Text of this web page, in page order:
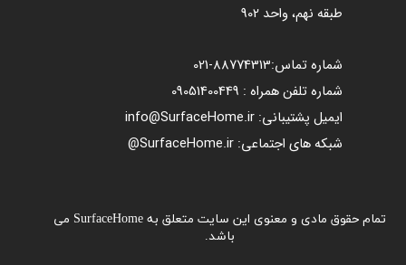
طبقه نهم، واحد 902
شماره تماس:88774313​​​​​​​
-021​​​​​​​
شماره تلفن همراه : 09051400449
ایمیل پشتیبانی: info@SurfaceHome.ir
شبکه های اجتماعی: SurfaceHome.ir@
تمام حقوق مادی و معنوی این سایت متعلق به SurfaceHome می
باشد.